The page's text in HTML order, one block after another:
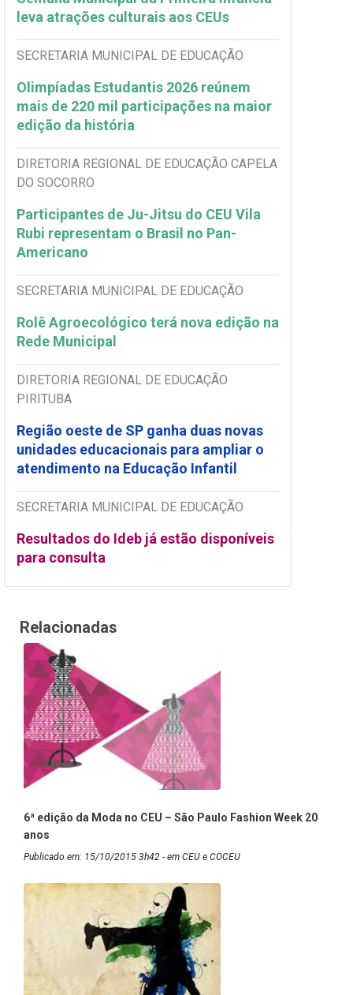
leva atrações culturais aos CEUs
SECRETARIA MUNICIPAL DE EDUCAÇÃO
Olimpíadas Estudantis 2026 reúnem
mais de 220 mil participações na maior
edição da história
DIRETORIA REGIONAL DE EDUCAÇÃO CAPELA
DO SOCORRO
Participantes de Ju-Jitsu do CEU Vila
Rubi representam o Brasil no Pan-
Americano
SECRETARIA MUNICIPAL DE EDUCAÇÃO
Rolê Agroecológico terá nova edição na
Rede Municipal
DIRETORIA REGIONAL DE EDUCAÇÃO
PIRITUBA
Região oeste de SP ganha duas novas
unidades educacionais para ampliar o
atendimento na Educação Infantil
SECRETARIA MUNICIPAL DE EDUCAÇÃO
Resultados do Ideb já estão disponíveis
para consulta
Relacionadas
6ª edição da Moda no CEU – São Paulo Fashion Week 20
anos
Publicado em: 15/10/2015 3h42 - em CEU e COCEU